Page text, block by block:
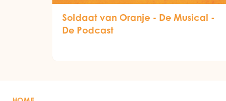
Soldaat van Oranje - De Musical -
De Podcast